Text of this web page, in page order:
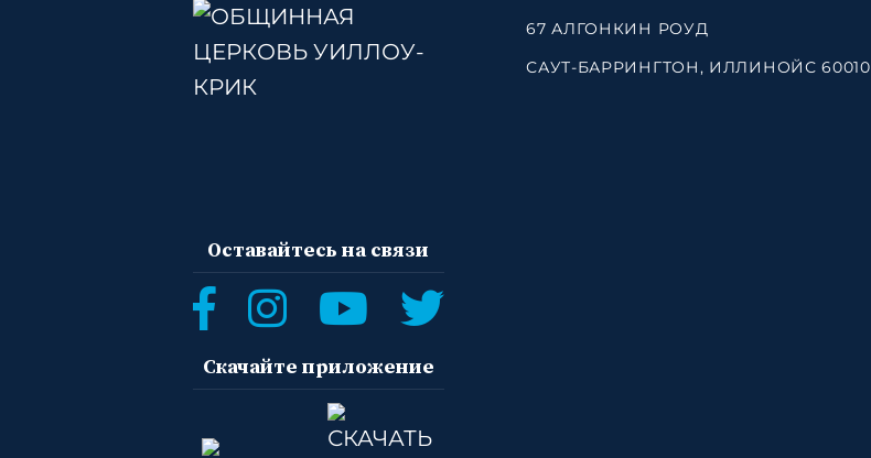
67 АЛГОНКИН РОУД
САУТ-БАРРИНГТОН, ИЛЛИНОЙС 60010
Оставайтесь на связи
Скачайте приложение